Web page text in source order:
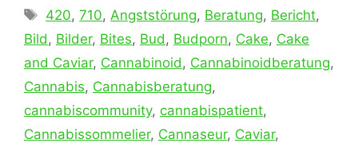
Schlagwörter
420,710, Angststörung, Beratung, Bericht,
Bild , Bilder, Bites, Bud , Budporn, Cake, Cake
and Caviar, Cannabinoid , Cannabinoidberatung,
Cannabis, Cannabisberatung,
cannabiscommunity, cannabispatient,
Cannabissommelier, Cannaseur, Caviar,